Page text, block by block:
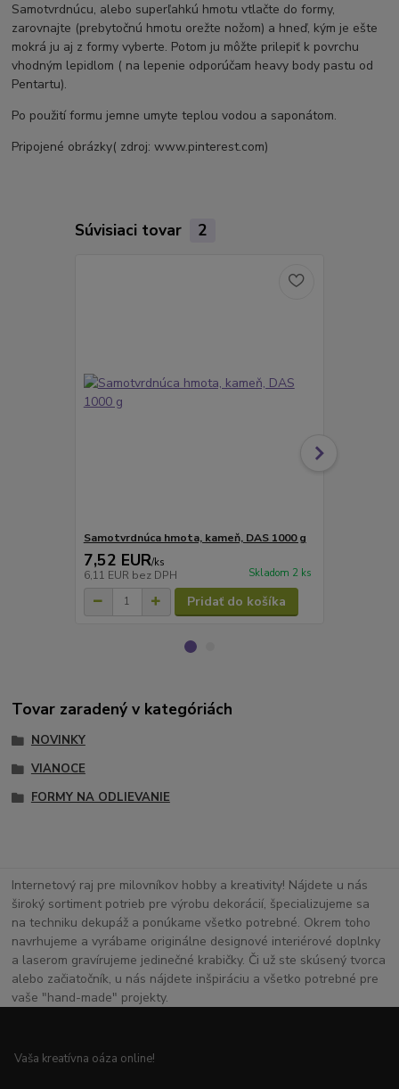
Samotvrdnúcu, alebo superľahkú hmotu vtlačte do formy,
zarovnajte (prebytočnú hmotu orežte nožom) a hneď, kým je ešte
mokrá ju aj z formy vyberte. Potom ju môžte prilepiť k povrchu
vhodným lepidlom ( na lepenie odporúčam heavy body pastu od
Pentartu).
Po použití formu jemne umyte teplou vodou a saponátom.
Pripojené obrázky( zdroj: www.pinterest.com)
Súvisiaci tovar 2
Samotvrdnúca hmota, kameň, DAS 1000 g
7,52 EUR/ks
6,11 EUR bez DPH Skladom 2 ks
Pridať do košíka
Tovar zaradený v kategóriách
NOVINKY
VIANOCE
FORMY NA ODLIEVANIE
Internetový raj pre milovníkov hobby a kreativity! Nájdete u nás
široký sortiment potrieb pre výrobu dekorácií, špecializujeme sa
na techniku dekupáž a ponúkame všetko potrebné. Okrem toho
navrhujeme a vyrábame originálne designové interiérové doplnky
a laserom gravírujeme jedinečné krabičky. Či už ste skúsený tvorca
alebo začiatočník, u nás nájdete inšpiráciu a všetko potrebné pre
vaše "hand-made" projekty.
Vaša kreatívna oáza online!